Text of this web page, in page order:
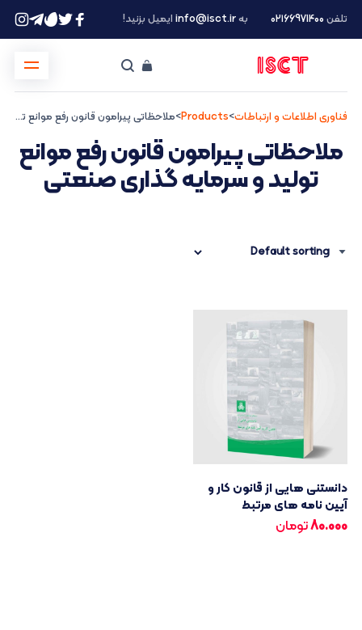
تلفن ۰۲۱66971400 بهinfo@isct.irایمیل بزنید!
فناوری اطلاعات و ارتباطات>
Products
> ملاحظاتی پیرامون قانون رفع موانع تولید و سرمایه گذاری صنعتی
ملاحظاتی پیرامون قانون رفع موانع
تولید و سرمایه گذاری صنعتی
دانستنی هایی از قانون کار و
آیین نامه های مرتبط
80.000تومان